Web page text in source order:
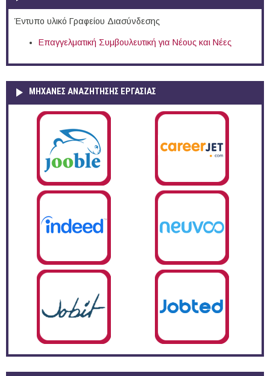
Έντυπο υλικό Γραφείου Διασύνδεσης
Επαγγελματική Συμβουλευτική για Νέους και Νέες
ΜΗΧΑΝΕΣ ΑΝΑΖΗΤΗΣΗΣ ΕΡΓΑΣΙΑΣ